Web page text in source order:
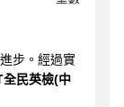
步。經過實
全民英檢(中